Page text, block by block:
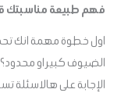
فهم طبيعة مناسبتك
اول خطوة مهمة انك
الضيوف كبير او
الإجابة على هالاسئلة